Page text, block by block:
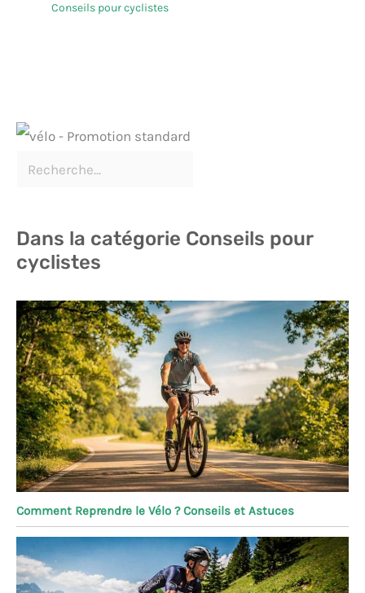
Conseils pour cyclistes
Dans la catégorie Conseils pour
cyclistes
Comment Reprendre le Vélo ? Conseils et Astuces